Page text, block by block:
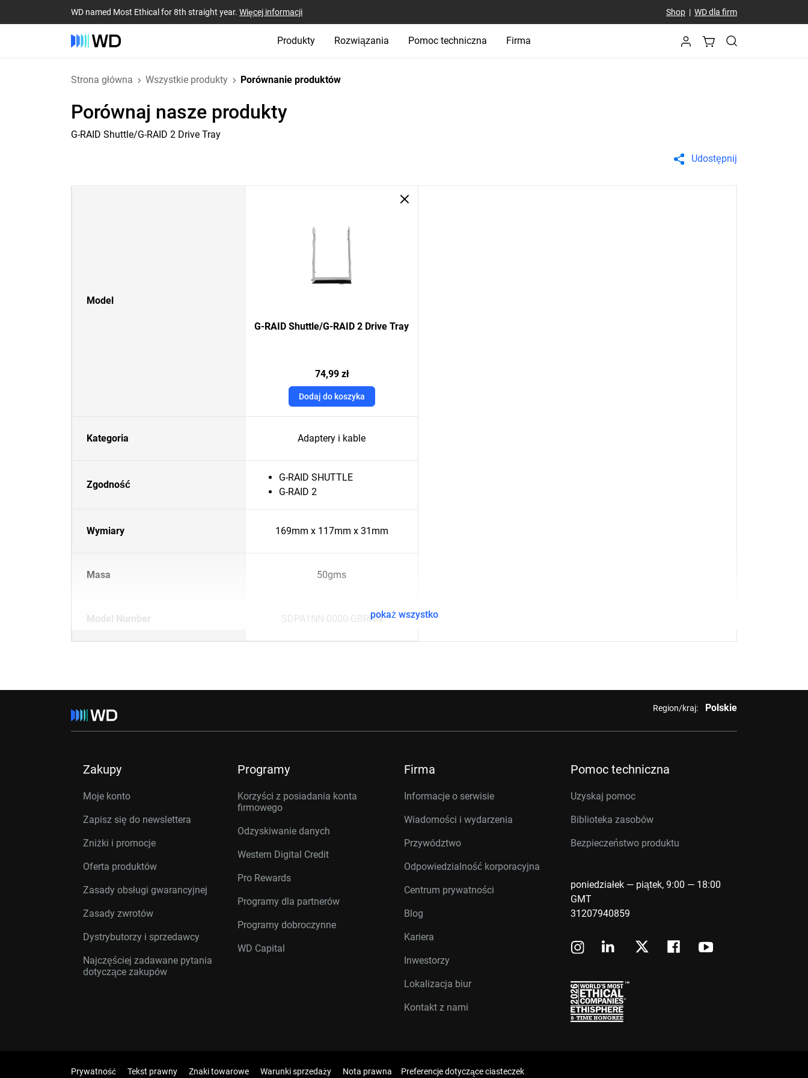
WD named Most Ethical for 8th straight year. Więcej informacji Shop| WD dla firm
Produkty Rozwiązania Pomoc techniczna Firma
Strona główna Wszystkie produkty Porównanie produktów
Porównaj nasze produkty
G-RAID Shuttle/G-RAID 2 Drive Tray
Udostępnij
Model
G-RAID Shuttle/G-RAID 2 Drive Tray
74,99 zł
Dodaj do koszyka
Kategoria Adaptery i kable
Zgodność
G-RAID SHUTTLE
G-RAID 2
Wymiary 169mm x 117mm x 31mm
Masa 50gms
Model Number SDPA1NN-0000-GBRNNpokaż wszystko
Region/kraj: Polskie
Zakupy
Moje konto
Zapisz się do newslettera
Zniżki i promocje
Oferta produktów
Zasady obsługi gwarancyjnej
Zasady zwrotów
Dystrybutorzy i sprzedawcy
Najczęściej zadawane pytania
dotyczące zakupów
Programy
Korzyści z posiadania konta
firmowego
Odzyskiwanie danych
Western Digital Credit
Pro Rewards
Programy dla partnerów
Programy dobroczynne
WD Capital
Firma
Informacje o serwisie
Wiadomości i wydarzenia
Przywództwo
Odpowiedzialność korporacyjna
Centrum prywatności
Blog
Kariera
Inwestorzy
Lokalizacja biur
Kontakt z nami
Pomoc techniczna
Uzyskaj pomoc
Biblioteka zasobów
Bezpieczeństwo produktu
poniedziałek — piątek, 9:00 — 18:00
GMT
31207940859
Prywatność Tekst prawny Znaki towarowe Warunki sprzedaży Nota prawna Preferencje dotyczące ciasteczek